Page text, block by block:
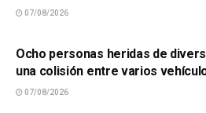
07/08/2026
Ocho personas heridas de
una colisión entre varios
07/08/2026